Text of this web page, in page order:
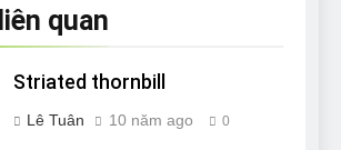
quan
Striated thornbill
Lê Tuân 10 năm ago 0